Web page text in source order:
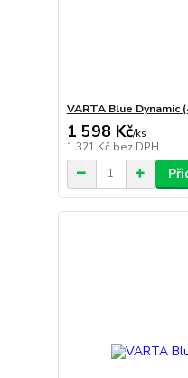
VARTA Blue Dynamic
1 598 Kč/ks
1 321 Kč bez DPH